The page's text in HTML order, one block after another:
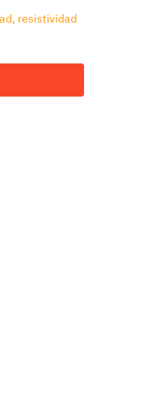
resistividad